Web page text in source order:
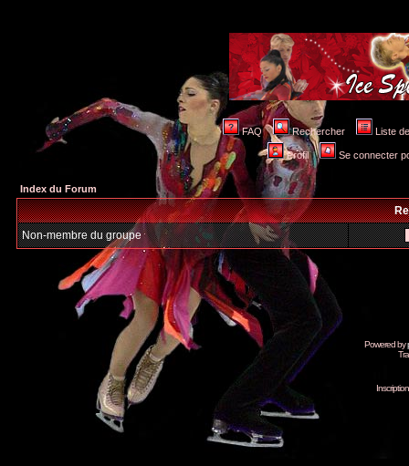
FAQ Rechercher Liste
Profil Se connecter
Index du Forum
Non-membre du groupe
Powered by